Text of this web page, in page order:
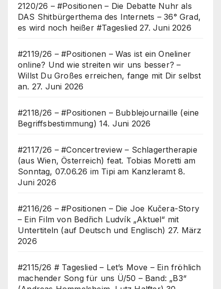
2120/26 – #Positionen – Die Debatte Nuhr als
DAS Shitbürgerthema des Internets – 36° Grad,
es wird noch heißer #Tageslied 27. Juni 2026
#2119/26 – #Positionen – Was ist ein Oneliner
online? Und wie streiten wir uns besser? –
Willst Du Großes erreichen, fange mit Dir selbst
an. 27. Juni 2026
#2118/26 – #Positionen – Bubblejournaille (eine
Begriffsbestimmung) 14. Juni 2026
#2117/26 – #Concertreview – Schlagertherapie
(aus Wien, Österreich) feat. Tobias Moretti am
Sonntag, 07.06.26 im Tipi am Kanzleramt 8.
Juni 2026
#2116/26 – #Positionen – Die Joe Kučera-Story
– Ein Film von Bedřich Ludvík „Aktuel“ mit
Untertiteln (auf Deutsch und Englisch) 27. März
2026
#2115/26 # Tageslied – Let’s Move – Ein fröhlich
machender Song für uns Ü/50 – Band: „B3“